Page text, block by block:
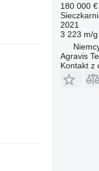
180 000 €
2021
3 223 m/g
Agravis
Kontakt z